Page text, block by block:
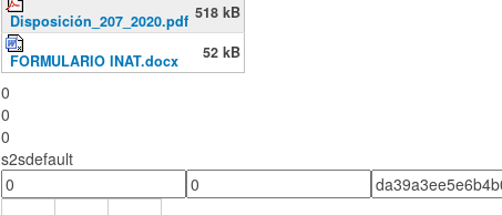
Disposición_207_2020.pdf 518 kB
FORMULARIO INAT.docx 52 kB
0
0
0
s2sdefault